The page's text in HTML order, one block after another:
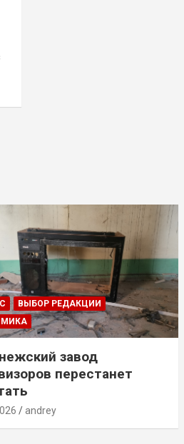
ВЫБОР РЕДАКЦИИ
завод
перестанет
andrey